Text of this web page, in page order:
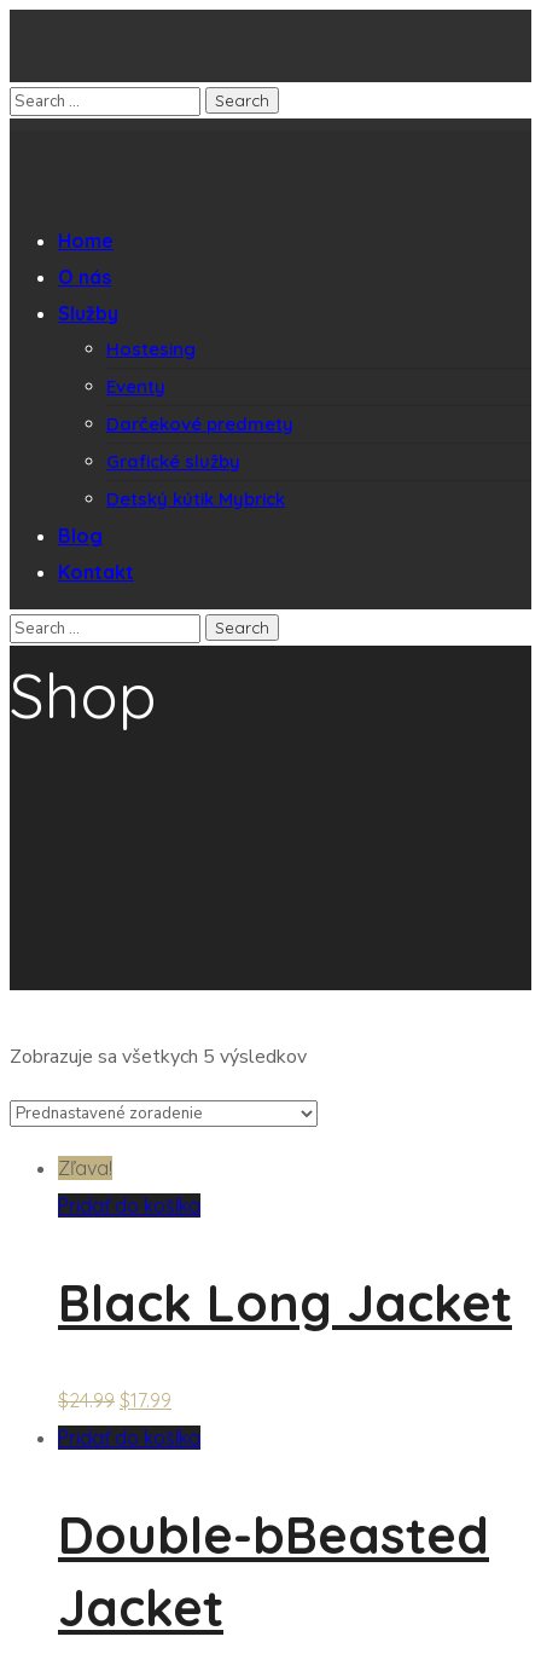
Home
O nás
Služby
Hostesing
Eventy
Darčekové predmety
Grafické služby
Detský kútik Mybrick
Blog
Kontakt
Shop
Zobrazuje sa všetkych 5 výsledkov
Zľava!
Pridať do košíka
Black Long Jacket
$24.99 $17.99
Pridať do košíka
Double-bBeasted
Jacket